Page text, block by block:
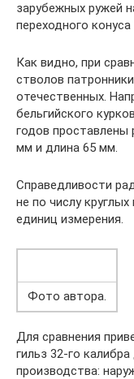
зарубежных ружей
переходного
Как видно, при
стволов
отечественных.
бельгийского
годов проставлены
мм и длина 65 мм.
Справедливости
не по числу
единиц измерения.
Фото автора.
Для сравнения
гильз 32-го
производства: